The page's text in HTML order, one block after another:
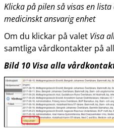
Klicka på pilen så visas en
medicinskt ansvarig enhet
Om du klickar på valet Visa
samtliga vårdkontakter på
Bild 10Visa alla